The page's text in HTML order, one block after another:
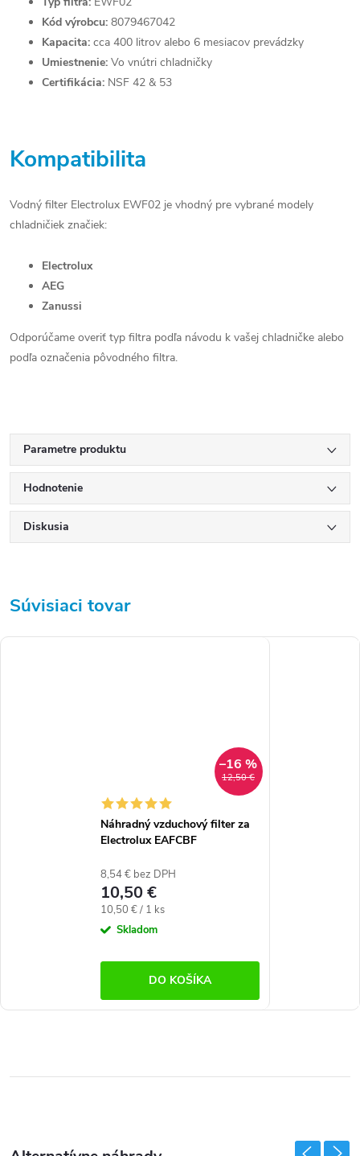
Kód výrobcu: 8079467042
Kapacita: cca 400 litrov alebo 6 mesiacov prevádzky
Umiestnenie: Vo vnútri chladničky
Certifikácia: NSF 42 & 53
Kompatibilita
Vodný filter Electrolux EWF02 je vhodný pre vybrané modely
chladničiek značiek:
Electrolux
AEG
Zanussi
Odporúčame overiť typ filtra podľa návodu k vašej chladničke alebo
podľa označenia pôvodného filtra.
Parametre produktu
Hodnotenie
Diskusia
Súvisiaci tovar
12,50 €
–16 %
Náhradný vzduchový filter za
Electrolux EAFCBF
8,54 € bez DPH
10,50 €
Jednotková
cena:
10,50 € / 1 ks
Skladom
DO KOŠÍKA